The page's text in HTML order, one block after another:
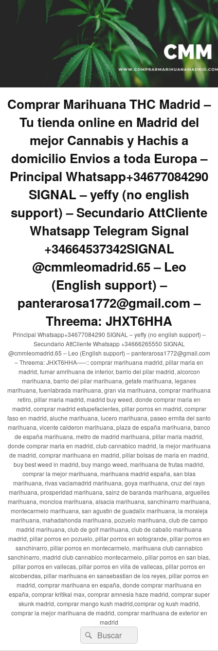
Comprar Marihuana THC Madrid –
Tu tienda online en Madrid del
mejor Cannabis y Hachis a
domicilio Envios a toda Europa –
Principal Whatsapp+34677084290
SIGNAL – yeffy (no english
support) – Secundario AttCliente
Whatsapp Telegram Signal
+34664537342SIGNAL
@cmmleomadrid.65 – Leo
(English support) –
panterarosa1772@gmail.com –
Threema: JHXT6HHA
Principal Whatsapp+34677084290 SIGNAL – yeffy (no english support) –
Secundario AttCliente Whatsapp +34666265550 SIGNAL
@cmmleomadrid.65 – Leo (English support) – panterarosa1772@gmail.com
– Threema: JHXT6HHA—–:: comprar marihuana madrid, pillar maria en
madrid, fumar amrihuana de interior, barrio del pilar madrid, alcorcon
marihuana, barrio del pilar marihuana, getafe marihuana, leganes
marihuana, fuenlabrada marihuana, gran via marihuana, comprar marihuana
retiro, pillar maria madrid, madrid buy weed, donde comprar maria en
madrid, comprar madrid estupefacientes, pillar porros en madrid, comprar
faso en madrid, aluche marihuana, lucero marihuana, paseo ermita del santo
marihuana, vicente calderon marihuana, plaza de españa marihuana, banco
de españa marihuana, metro de madrid marihuana, pillar maria madrid,
donde comprar maria en madrid, club cannabico madrid, la mejor marihuana
de madrid, comprar marihuana en madrid, pillar bolsas de maria en madrid,
buy best weed in madrid, buy mango weed, marihuana de frutas madrid,
comprar la mejor marihuana, marihuana madrid españa, san blas
marihuana, rivas vaciamadrid marihuana, goya marihuana, cruz del rayo
marihuana, prosperidad marihuana, sainz de baranda marihuana, arguelles
marihuana, moncloa marihuana, alsacia marihuana, sanchinarro marihuana,
montecarmelo marihuana, san agustin de guadalix marihuana, la moraleja
marihuana, mahadahonda marihuana, pozuelo marihuana, club de campo
madrid marihuana, club de golf marihuana, club de caballo marihuana
madrid, pillar porros en pozuelo, pillar porros en sotogrande, pillar porros en
sanchinarro, pillar porros en montecarmelo, marihuana club cannabico
sanchinarro, madrid club cannabico montecarmelo, pillar porros en san blas,
pillar porros en vallecas, pillar porros en villa de vallecas, pillar porros en
alcobendas, pillar marihuana en sansebastian de los reyes, pillar porros en
madrid, comprar marihuana en españa, donde comprar marihuana en
españa, comprar kritikal max, comprar amnesia haze madrid, comprar super
skunk madrid, comprar mango kush madrid,comprar og kush madrid,
comprar la mejor marihuana de madrid, comprar marihuana de exterior en
madrid
Buscar
por:
Buscar